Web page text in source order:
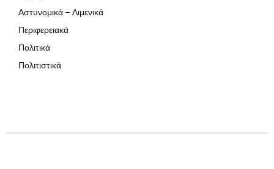
Αστυνομικά – Λιμενικά
Περιφερειακά
Πολιτικά
Πολιτιστικά